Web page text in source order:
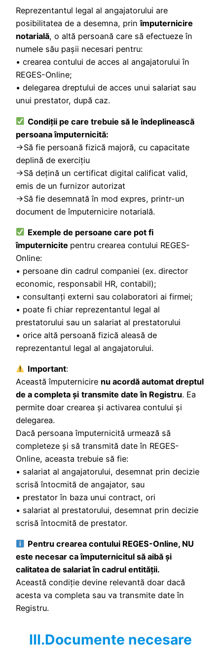
Reprezentantul legal al angajatorului are
posibilitatea de a desemna, prinîmputernicire
notarială, o altă persoană care să efectueze în
numele său pașii necesari pentru:
• crearea contului de acces al angajatorului în
REGES-Online;
• delegarea dreptului de acces unui salariat sau
unui prestator, după caz.
Condiții pe care trebuie să le îndeplinească
persoana împuternicită:
→Să fie persoană fizică majoră, cu capacitate
deplină de exercițiu
→Să dețină un certificat digital calificat valid,
emis de un furnizor autorizat
→Să fie desemnată în mod expres, printr-un
document de împuternicire notarială.
Exemple de persoane care pot fi
împuternicite pentru crearea contului REGES-
Online:
• persoane din cadrul companiei (ex. director
economic, responsabil HR, contabil);
• consultanți externi sau colaboratori ai firmei;
• poate fi chiar reprezentantul legal al
prestatorului sau un salariat al prestatorului
• orice altă persoană fizică aleasă de
reprezentantul legal al angajatorului.
Important:
Această împuternicire nu acordă automat dreptul
de a completa și transmite date în Registru. Ea
permite doar crearea și activarea contului și
delegarea.
Dacă persoana împuternicită urmează să
completeze și să transmită date în REGES-
Online, aceasta trebuie să fie:
• salariat al angajatorului, desemnat prin decizie
scrisă întocmită de angajator, sau
• prestator în baza unui contract, ori
• salariat al prestatorului, desemnat prin decizie
scrisă întocmită de prestator.
Pentru crearea contului REGES-Online, NU
este necesar ca împuternicitul să aibă și
calitatea de salariat în cadrul entității.
Această condiție devine relevantă doar dacă
acesta va completa sau va transmite date în
Registru.
III.Documente necesare